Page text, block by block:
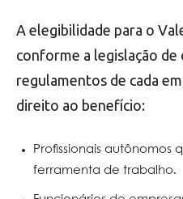
A elegibilidade para o
conforme a legislação de
regulamentos de cada
direito ao benefício:
Profissionais autônomos
ferramenta de trabalho.